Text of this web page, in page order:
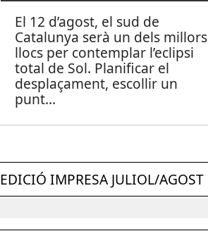
El 12 d’agost, el sud de
Catalunya serà un dels millors
llocs per contemplar l’eclipsi
total de Sol. Planificar el
desplaçament, escollir un
punt...
EDICIÓ IMPRESA JULIOL/AGOST